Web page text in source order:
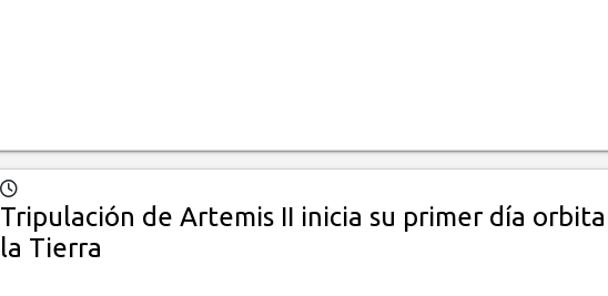
Tripulación de Artemis II inicia su primer día
la Tierra